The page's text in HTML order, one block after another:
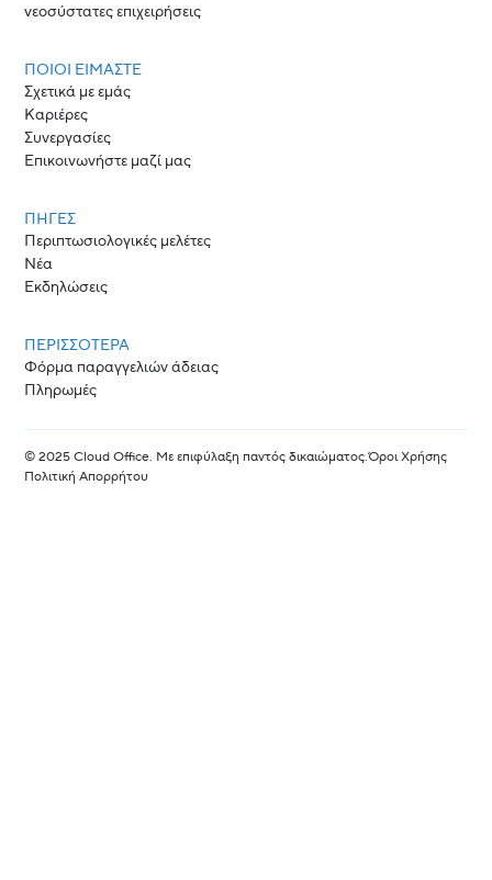
νεοσύστατες επιχειρήσεις
ΠΟΙΟΙ ΕΊΜΑΣΤΕ
Σχετικά με εμάς
Καριέρες
Συνεργασίες
Επικοινωνήστε μαζί μας
ΠΗΓΈΣ
Περιπτωσιολογικές μελέτες
Νέα
Εκδηλώσεις
ΠΕΡΙΣΣΟΤΕΡΑ
Φόρμα παραγγελιών άδειας
Πληρωμές
© 2025 Cloud Office. Με επιφύλαξη παντός δικαιώματος.Όροι Χρήσης
Πολιτική Απορρήτου